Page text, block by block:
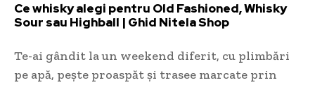
Ce whisky alegi pentru Old Fashioned, Whisky
Sour sau Highball | Ghid Nitela Shop
Te-ai gândit la un weekend diferit, cu plimbări
pe apă, pește proaspăt și trasee marcate prin